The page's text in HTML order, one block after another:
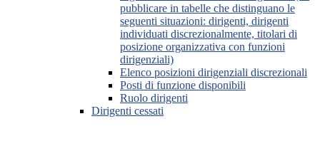
pubblicare in tabelle che distinguano le
seguenti situazioni: dirigenti, dirigenti
individuati discrezionalmente, titolari di
posizione organizzativa con funzioni
dirigenziali)
Elenco posizioni dirigenziali discrezionali
Posti di funzione disponibili
Ruolo dirigenti
Dirigenti cessati